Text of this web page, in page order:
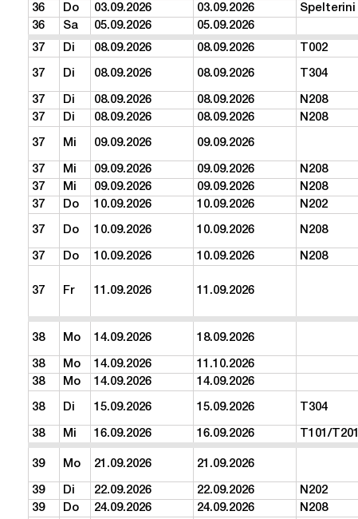
36 Do 03.09.2026 03.09.2026 Spelterini
36
Sa 05.09.2026 05.09.2026
37
Di 08.09.2026 08.09.2026 T002
37 Di 08.09.2026 08.09.2026 T304
37 Di 08.09.2026 08.09.2026 N208
37
Di 08.09.2026 08.09.2026 N208
37 Mi 09.09.2026 09.09.2026
37 Mi 09.09.2026 09.09.2026 N208
37
Mi 09.09.2026 09.09.2026 N208
37
Do 10.09.2026 10.09.2026 N202
37 Do 10.09.2026 10.09.2026 N208
37 Do 10.09.2026 10.09.2026 N208
37 Fr 11.09.2026 11.09.2026
38 Mo 14.09.2026 18.09.2026
38
Mo 14.09.2026 11.10.2026
38
Mo 14.09.2026 14.09.2026
38 Di 15.09.2026 15.09.2026 T304
38 Mi 16.09.2026 16.09.2026 T101/T201
39 Mo 21.09.2026 21.09.2026
39 Di 22.09.2026 22.09.2026 N202
39
Do 24.09.2026 24.09.2026 N208